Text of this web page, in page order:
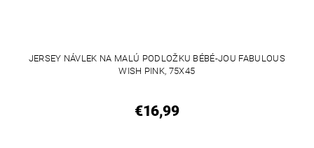
JERSEY NÁVLEK NA MALÚ PODLOŽKU BÉBÉ-JOU FABULOUS
WISH PINK, 75X45
€16,99